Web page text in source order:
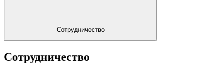
Сотрудничество
Сотрудничество